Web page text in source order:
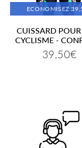
ECONOMISEZ
CUISSARD
CYCLISME -
Prix
39,50€